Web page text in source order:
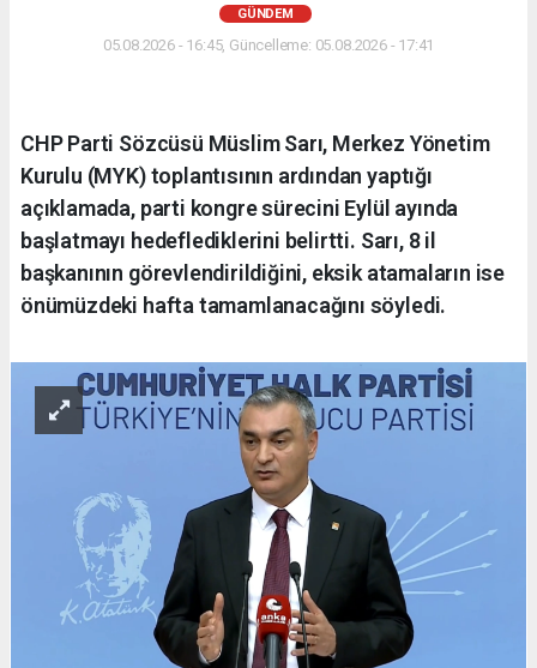
GÜNDEM
05.08.2026 - 16:45, Güncelleme: 05.08.2026 - 17:41
CHP Parti Sözcüsü Müslim Sarı, Merkez Yönetim
Kurulu (MYK) toplantısının ardından yaptığı
açıklamada, parti kongre sürecini Eylül ayında
başlatmayı hedeflediklerini belirtti. Sarı, 8 il
başkanının görevlendirildiğini, eksik atamaların ise
önümüzdeki hafta tamamlanacağını söyledi.